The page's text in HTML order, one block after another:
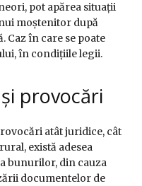
pot apărea situații
moștenitor după
Caz în care se poate
în condițiile legii.
provocări
atât juridice, cât
există adesea
bunurilor, din cauza
documentelor de